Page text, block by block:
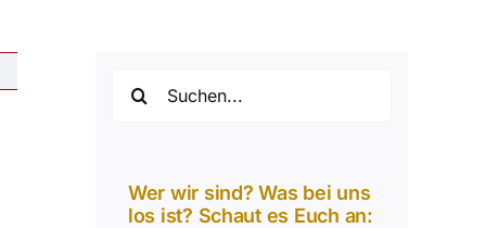
nach:
Wer wir sind? Was bei uns
los ist? Schaut es Euch an: